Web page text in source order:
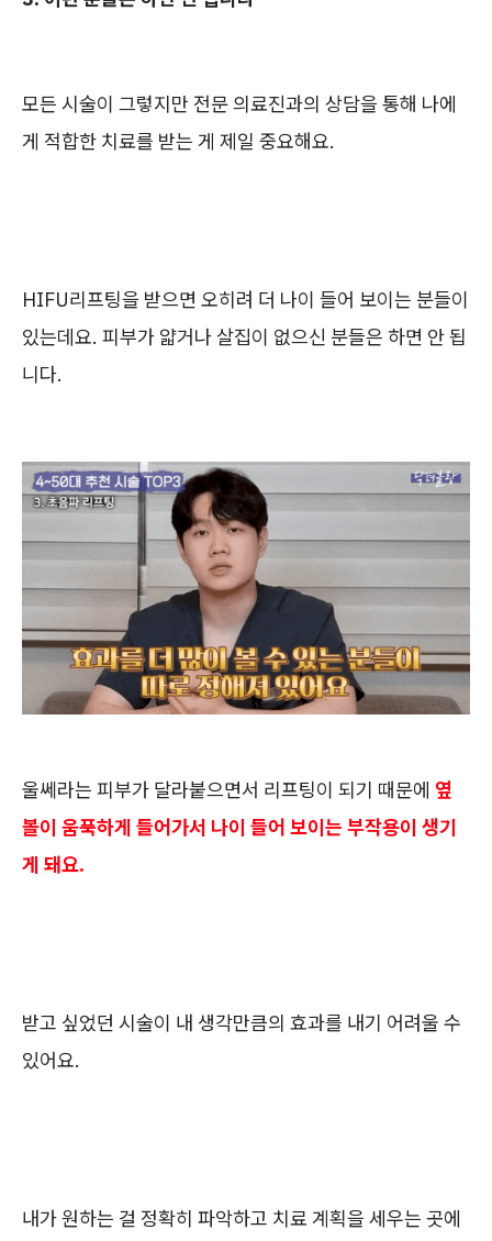
모든 시술이 그렇지만 전문 의료진과의 상담을 통해 나에
게 적합한 치료를 받는 게 제일 중요해요.
HIFU리프팅을 받으면 오히려 더 나이 들어 보이는 분들이
있는데요. 피부가 얇거나 살집이 없으신 분들은 하면 안 됩
니다.
울쎄라는 피부가 달라붙으면서 리프팅이 되기 때문에 옆
볼이 움푹하게 들어가서 나이 들어 보이는 부작용이 생기
게 돼요.
받고 싶었던 시술이 내 생각만큼의 효과를 내기 어려울 수
있어요.
내가 원하는 걸 정확히 파악하고 치료 계획을 세우는 곳에